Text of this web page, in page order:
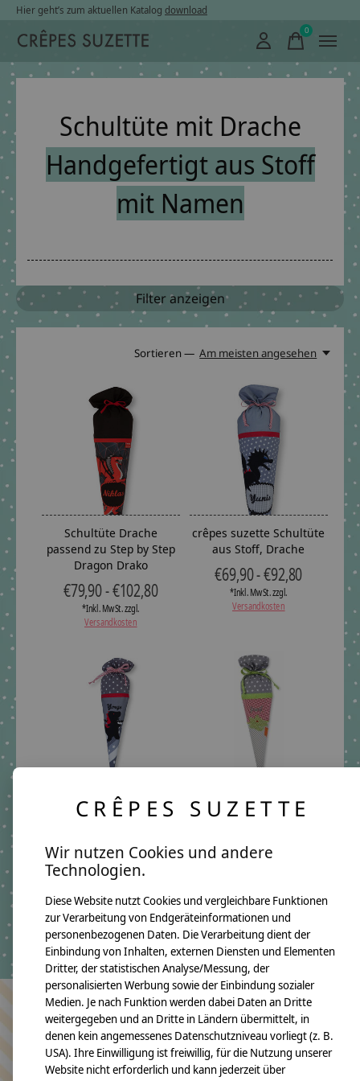
Hier geht’s zum aktuellen Katalog download
0items
Schultüte mit Drache
Handgefertigt aus Stoff
mit Namen
Filter anzeigen
Sortieren — Am meisten angesehen
Schultüte Drache
passend zu Step by Step
Dragon Drako
€79,90 - €102,80
*Inkl. MwSt. zzgl.
Versandkosten
crêpes suzette Schultüte
aus Stoff, Drache
€69,90 - €92,80
*Inkl. MwSt. zzgl.
Versandkosten
Geschwisterschultüte
€39,90 - €56,80
*Inkl. MwSt. zzgl.
Versandkosten
Geschwisterschultüte
€34,90 - €44,80
Versandkosten
Bleiben Sie in Kontakt
CRÊPES SUZETTE
Wir nutzen Cookies und andere
Technologien.
Diese Website nutzt Cookies und vergleichbare Funktionen
zur Verarbeitung von Endgeräteinformationen und
personenbezogenen Daten. Die Verarbeitung dient der
Einbindung von Inhalten, externen Diensten und Elementen
Dritter, der statistischen Analyse/Messung, der
personalisierten Werbung sowie der Einbindung sozialer
Medien. Je nach Funktion werden dabei Daten an Dritte
weitergegeben und an Dritte in Ländern übermittelt, in
denen kein angemessenes Datenschutzniveau vorliegt (z. B.
USA). Ihre Einwilligung ist freiwillig, für die Nutzung unserer
Website nicht erforderlich und kann jederzeit über